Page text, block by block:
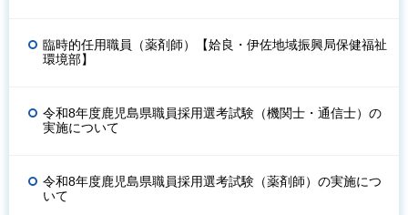
臨時的任用職員（薬剤師）【姶良・伊佐地域振興局保健福祉
環境部】
令和8年度鹿児島県職員採用選考試験（機関士・通信士）の
実施について
令和8年度鹿児島県職員採用選考試験（薬剤師）の実施につ
いて